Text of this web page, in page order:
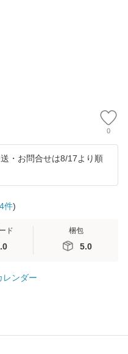
0
・お問合せは8/17より順
4件)
ド 梱包
5.0
レンダー